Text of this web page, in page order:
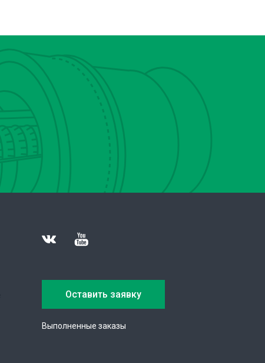
Оставить заявку
Выполненные заказы